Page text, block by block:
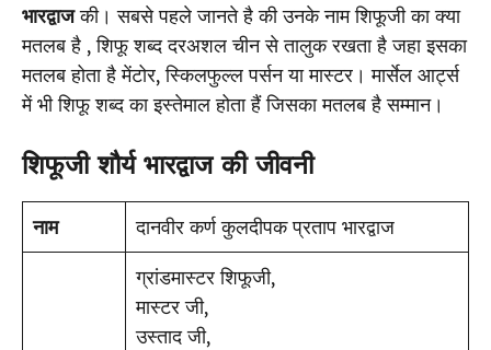
भारद्वाजकी। सबसे पहले जानते है की उनके नाम शिफूजी का क्या
मतलब है , शिफू शब्द दरअशल चीन से तालुक रखता है जहा इसका
मतलब होता है मेंटोर, स्किलफुल्ल पर्सन या मास्टर। मार्सेल आर्ट्स
में भी शिफू शब्द का इस्तेमाल होता हैं जिसका मतलब है सम्मान।
शिफूजी शौर्य भारद्वाज की जीवनी
नाम दानवीर कर्ण कुलदीपक प्रताप भारद्वाज
ग्रांडमास्टर शिफूजी,
मास्टर जी,
उस्ताद जी,